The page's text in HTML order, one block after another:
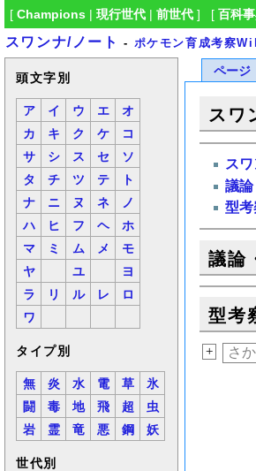
[ Champions | 現行世代| 前世代] [ 百科
スワンナ/ノート - ポケモン育成考察
頭文字別
ア イ ウ エ
オ
カ
キ ク ケ
コ
サ
シ ス セ
ソ
タ
チ ツ テ
ト
ナ
ニ ヌ ネ
ノ
ハ
ヒ フ ヘ
ホ
マ
ミ ム メ
モ
ヤ
ユ
ヨ
ラ
リ ル レ
ロ
ワ
タイプ別
無 炎 水 電 草
氷
闘
毒 地 飛 超
虫
岩
霊 竜 悪 鋼 妖
世代別
ページ
スワ
ス
議
型
議論
型考
+ さ